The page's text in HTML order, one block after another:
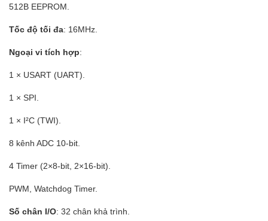
512B EEPROM.
Tốc độ tối đa: 16MHz.
Ngoại vi tích hợp:
1 × USART (UART).
1 × SPI.
1 × I²C (TWI).
8 kênh ADC 10-bit.
4 Timer (2×8-bit, 2×16-bit).
PWM, Watchdog Timer.
Số chân I/O: 32 chân khả trình.